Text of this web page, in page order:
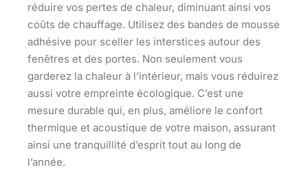
réduire vos pertes de chaleur, diminuant ainsi vos
coûts de chauffage. Utilisez des bandes de mousse
adhésive pour sceller les interstices autour des
fenêtres et des portes. Non seulement vous
garderez la chaleur à l’intérieur, mais vous réduirez
aussi votre empreinte écologique. C’est une
mesure durable qui, en plus, améliore le confort
thermique et acoustique de votre maison, assurant
ainsi une tranquillité d’esprit tout au long de
l’année.